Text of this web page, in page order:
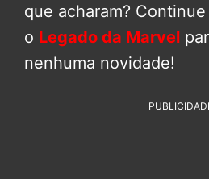
que acharam?
o Legado da Marvel
nenhuma novidade!